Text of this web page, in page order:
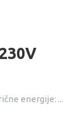
energije: ...